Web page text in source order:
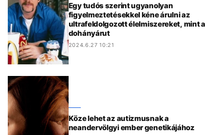
Egy tudós szerint ugyanolyan
figyelmeztetésekkel kéne árulni az
ultrafeldolgozott élelmiszereket, mint a
dohányárut
2024.6.27 10:21
Köze lehet az autizmusnak a
neandervölgyi ember genetikájához